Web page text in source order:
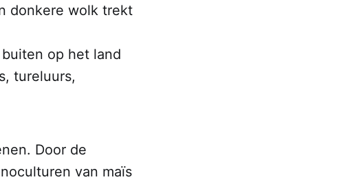
donkere wolk trekt
op het land
tureluurs,
Door de
van maïs